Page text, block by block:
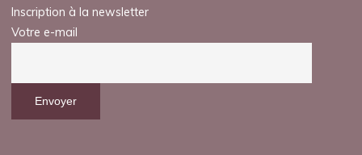
n
a
t
a
Inscription à la newsletter
Votre e-mail